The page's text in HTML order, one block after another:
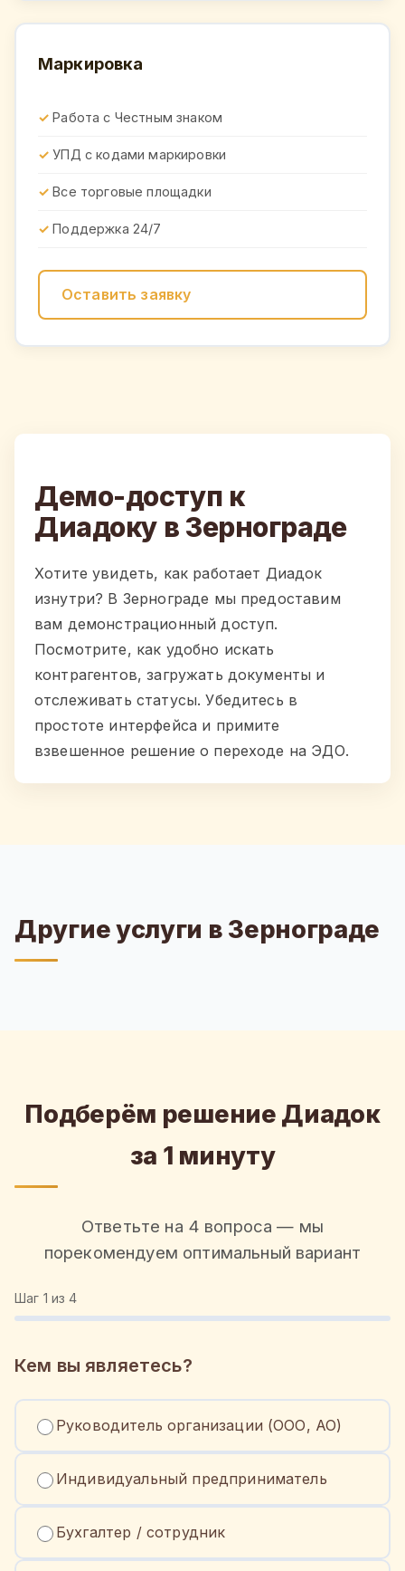
Маркировка
Работа с Честным знаком
УПД с кодами маркировки
Все торговые площадки
Поддержка 24/7
Оставить заявку
Демо-доступ к
Диадоку в Зернограде
Хотите увидеть, как работает Диадок
изнутри? В Зернограде мы предоставим
вам демонстрационный доступ.
Посмотрите, как удобно искать
контрагентов, загружать документы и
отслеживать статусы. Убедитесь в
простоте интерфейса и примите
взвешенное решение о переходе на ЭДО.
Другие услуги в Зернограде
Подберём решение Диадок
за 1 минуту
Ответьте на 4 вопроса — мы
порекомендуем оптимальный вариант
Шаг 1 из 4
Кем вы являетесь?
Руководитель организации (ООО, АО)
Индивидуальный предприниматель
Бухгалтер / сотрудник